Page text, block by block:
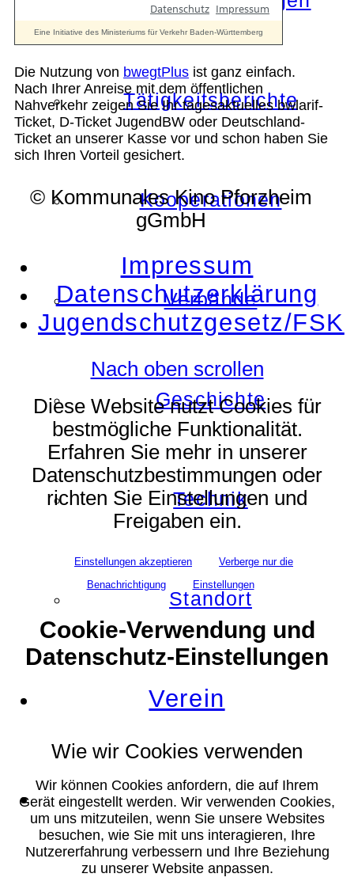
Tätigkeitsberichte
Kooperationen
Verbände
Geschichte
Technik
Standort
Verein
Suche
Die Nutzung von bwegtPlus ist ganz einfach.
Nach Ihrer Anreise mit dem öffentlichen
Nahverkehr zeigen Sie Ihr tagesaktuelles bwlarif-
Ticket, D-Ticket JugendBW oder Deutschland-
Ticket an unserer Kasse vor und schon haben Sie
sich Ihren Vorteil gesichert.
© Kommunales Kino Pforzheim
gGmbH
Impressum
Datenschutzerklärung
Jugendschutzgesetz/FSK
Nach oben scrollen
Diese Website nutzt Cookies für
bestmögliche Funktionalität.
Erfahren Sie mehr in unserer
Datenschutzbestimmungen oder
richten Sie Einstellungen und
Freigaben ein.
Einstellungen akzeptieren
Verberge nur die
Benachrichtigung
Einstellungen
Cookie-Verwendung und
Datenschutz-Einstellungen
Wie wir Cookies verwenden
Wir können Cookies anfordern, die auf Ihrem
Gerät eingestellt werden. Wir verwenden Cookies,
um uns mitzuteilen, wenn Sie unsere Websites
besuchen, wie Sie mit uns interagieren, Ihre
Nutzererfahrung verbessern und Ihre Beziehung
zu unserer Website anpassen.